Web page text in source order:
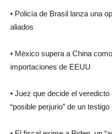
• Policía de Brasil lanza una
aliados
• México supera a China
importaciones de EEUU
• Juez que decide el
“posible perjurio” de un testigo